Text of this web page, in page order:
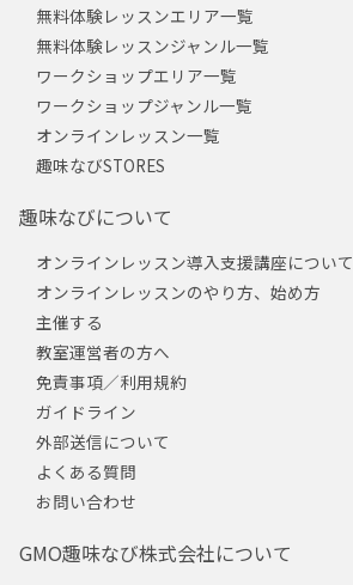
無料体験レッスンエリア一覧
無料体験レッスンジャンル一覧
ワークショップエリア一覧
ワークショップジャンル一覧
オンラインレッスン一覧
趣味なびSTORES
趣味なびについて
オンラインレッスン導入支援講座について
オンラインレッスンのやり方、始め方
主催する
教室運営者の方へ
免責事項／利用規約
ガイドライン
外部送信について
よくある質問
お問い合わせ
GMO趣味なび株式会社について